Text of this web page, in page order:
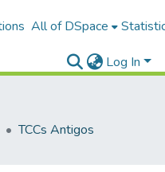
All of DSpace
Log In
TCCs Antigos